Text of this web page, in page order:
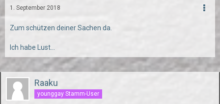
1. September 2018
Zum schützen deiner Sachen da.
Ich habe Lust...
Raaku
younggay Stamm-User